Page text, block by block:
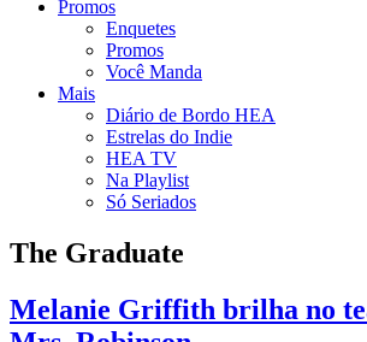
Promos
Enquetes
Promos
Você Manda
Mais
Diário de Bordo HEA
Estrelas do Indie
HEA TV
Na Playlist
Só Seriados
The Graduate
Melanie Griffith brilha no